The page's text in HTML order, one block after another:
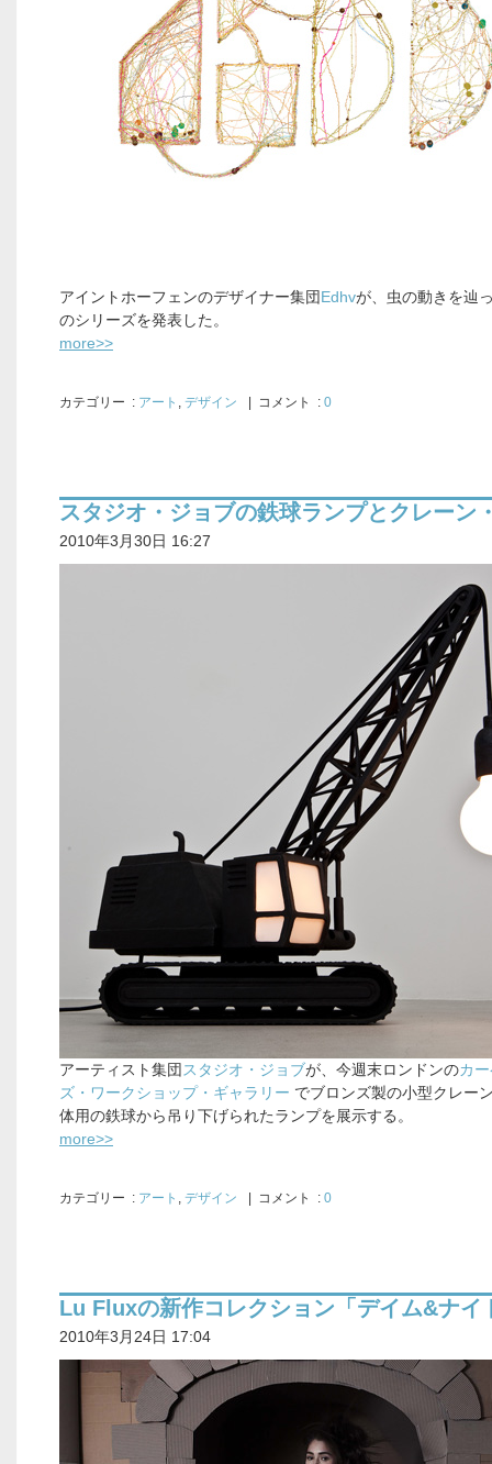
アイントホーフェンのデザイナー集団Edhvが、虫の動きを辿
のシリーズを発表した。
more>>
カテゴリー : アート , デザイン | コメント : 0
スタジオ・ジョブの鉄球ランプとクレーン
2010年3月30日 16:27
アーティスト集団 スタジオ・ジョブが、今週末ロンドンのカ
ズ・ワークショップ・ギャラリー でブロンズ製の小型クレー
体用の鉄球から吊り下げられたランプを展示する。
more>>
カテゴリー : アート , デザイン | コメント : 0
Lu Fluxの新作コレクション「デイム&ナイ
2010年3月24日 17:04